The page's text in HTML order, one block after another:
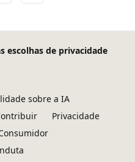
escolhas de privacidade
sobre a IA
Privacidade